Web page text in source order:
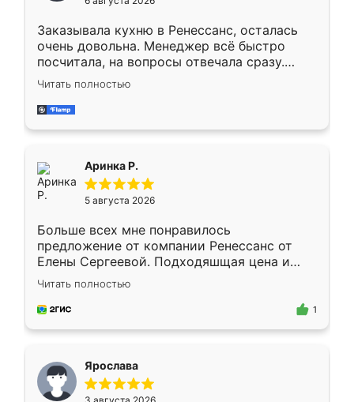
мебели буду заказывать только здесь.
Заказывала кухню в Ренессанс, осталась
очень довольна. Менеджер всё быстро
посчитала, на вопросы отвечала сразу.
Замерщик приехал в субботу, подошёл к
делу со всей ответственностью. Собрали
за день, ребята работали аккуратно, даже
Читать полностью
Аринка Р.
5 августа 2026
Больше всех мне понравилось
предложение от компании Ренессанс от
Елены Сергеевой. Подходяшщая цена и
короткие сроки изготовления. Приехавший
для замера сотрудник Владислав
предложил по моему эскизу самый
Читать полностью
1
Ярослава